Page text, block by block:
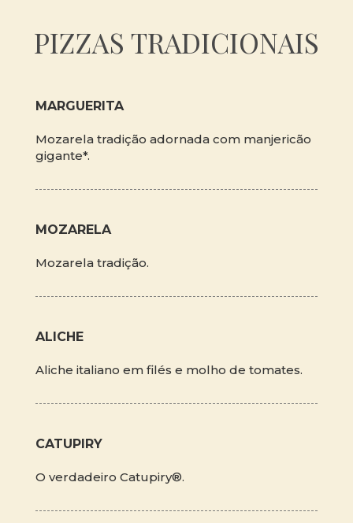
PIZZAS TRADICIONAIS
MARGUERITA
Mozarela tradição adornada com manjericão
gigante*.
MOZARELA
Mozarela tradição.
ALICHE
Aliche italiano em filés e molho de tomates.
CATUPIRY
O verdadeiro Catupiry®.